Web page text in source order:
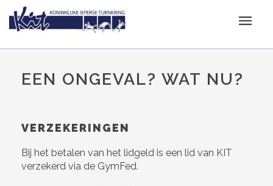
EEN ONGEVAL? WAT NU?
VERZEKERINGEN
Bij het betalen van het lidgeld is een lid van KIT
verzekerd via de GymFed.